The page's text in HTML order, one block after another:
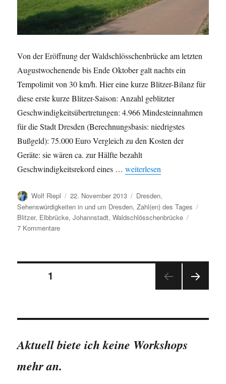
Von der Eröffnung der Waldschlösschenbrücke am letzten
Augustwochenende bis Ende Oktober galt nachts ein
Tempolimit von 30 km/h. Hier eine kurze Blitzer-Bilanz für
diese erste kurze Blitzer-Saison: Anzahl geblitzter
Geschwindigkeitsübertretungen: 4.966 Mindesteinnahmen
für die Stadt Dresden (Berechnungsbasis: niedrigstes
Bußgeld): 75.000 Euro Vergleich zu den Kosten der
Geräte: sie wären ca. zur Hälfte bezahlt
Geschwindigkeitsrekord eines …„Waldschlösschenbrücke:
weiterlesen
Autor
Wolf Riepl
Veröffentlicht
am
22. November 2013 Kategorien
Dresden,
Sehenswürdigkeiten in und um Dresden,Zahl(en) des Tages
Blitzer, Elbbrücke,Johannstadt,Waldschlösschenbrücke
7 Kommentarezu
von
Zone)
Seitennummerierung
Beiträge
1
E
Aktuell biete ich keine Workshops
mehr an.